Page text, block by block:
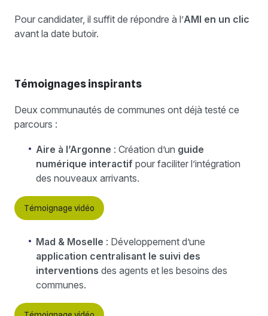
Pour candidater, il suffit de répondre à l’AMI en un clic
avant la date butoir.
Témoignages inspirants
Deux communautés de communes ont déjà testé ce
parcours :
Aire à l’Argonne : Création d’un guide
numérique interactif pour faciliter l’intégration
des nouveaux arrivants.
Témoignage vidéo
Mad & Moselle : Développement d’une
application centralisant le suivi des
interventions des agents et les besoins des
communes.